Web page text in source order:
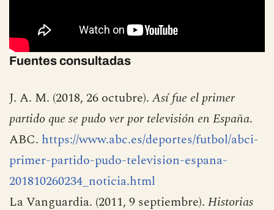
Fuentes consultadas
J. A. M. (2018, 26 octubre).Así fue el primer
partido que se pudo ver por televisión en España
ABC.https://www.abc.es/deportes/futbol/abci-
primer-partido-pudo-television-espana-